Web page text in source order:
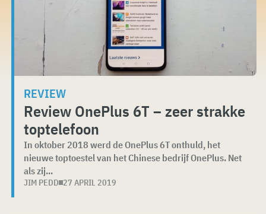
REVIEW
Review OnePlus 6T – zeer strakke
toptelefoon
In oktober 2018 werd de OnePlus 6T onthuld, het
nieuwe toptoestel van het Chinese bedrijf OnePlus. Net
als zij...
JIM PEDD 27 APRIL 2019